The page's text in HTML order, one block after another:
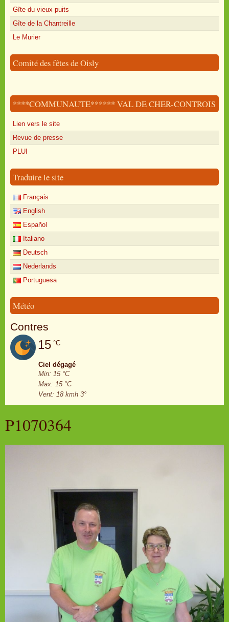
Gîte du vieux puits
Gîte de la Chantreille
Le Murier
Comité des fêtes de Oisly
****COMMUNAUTE****** VAL DE CHER-CONTROIS
Lien vers le site
Revue de presse
PLUI
Traduire le site
Français
English
Español
Italiano
Deutsch
Nederlands
Portuguesa
Météo
Contres
15 °C
Ciel dégagé
Min: 15 °C
Max: 15 °C
Vent: 18 kmh 3°
P1070364